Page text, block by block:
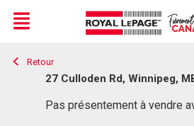
Live
En Direct
Menu
Retour
27 Culloden Rd, Winnipeg,
Pas présentement à vendre